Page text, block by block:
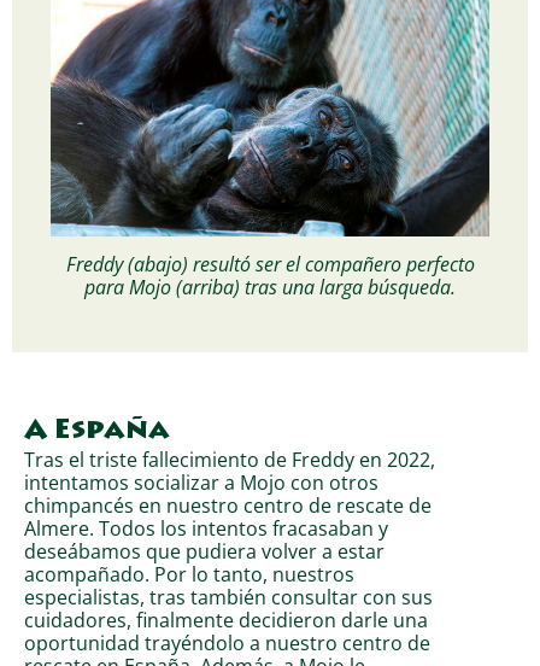
Freddy (abajo) resultó ser el compañero perfecto
para Mojo (arriba) tras una larga búsqueda.
A España
Tras el triste fallecimiento de Freddy en 2022,
intentamos socializar a Mojo con otros
chimpancés en nuestro centro de rescate de
Almere. Todos los intentos fracasaban y
deseábamos que pudiera volver a estar
acompañado. Por lo tanto, nuestros
especialistas, tras también consultar con sus
cuidadores, finalmente decidieron darle una
oportunidad trayéndolo a nuestro centro de